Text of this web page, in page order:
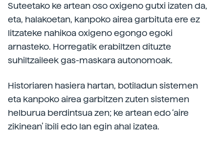
Suteetako ke artean oso oxigeno gutxi izaten da,
eta, halakoetan, kanpoko airea garbituta ere ez
litzateke nahikoa oxigeno egongo egoki
arnasteko. Horregatik erabiltzen dituzte
suhiltzaileek gas-maskara autonomoak.
Historiaren hasiera hartan, botiladun sistemen
eta kanpoko airea garbitzen zuten sistemen
helburua berdintsua zen; ke artean edo ‘aire
zikinean’ ibili edo lan egin ahal izatea.